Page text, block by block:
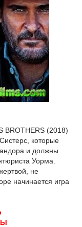
(2018)
которые
и должны
Уорма.
не
начинается игра